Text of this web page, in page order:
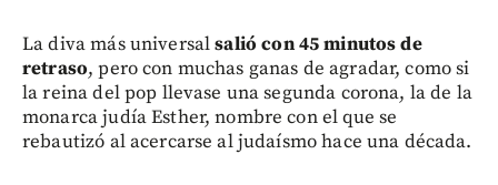
La diva más universalsalió con 45 minutos de
retraso, pero con muchas ganas de agradar, como si
la reina del pop llevase una segunda corona, la de la
monarca judía Esther, nombre con el que se
rebautizó al acercarse al judaísmo hace una década.